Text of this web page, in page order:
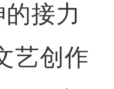
接力
艺创作